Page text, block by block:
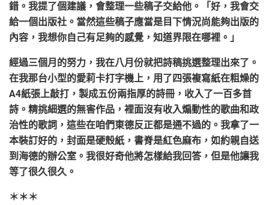
錯。我提了個建議，會整理一些稿子交給他。「好，我會交
給一個出版社。當然這些稿子應當是目下情況尚能夠出版的
內容，我想你自己有足夠的感覺，知道界限在哪裡。」
經過三個月的努力，我在八月份就把詩稿挑選整理出來了。
在我那台小型的愛莉卡打字機上，用了四張複寫紙在粗燥的
A4紙張上敲打，製成五份兩指厚的詩冊，收入了一百多首
詩。精挑細選的無害作品，裡面沒有收入煽動性的歌曲和政
治性的歌詞，這些在咱們東德反正都是通不過的。我拿了一
本裝訂好的，封面是硬殼紙，書脊是紅色麻布，如約親自送
到海德的辦公室。我很好奇他將怎樣給我回答，但是他讓我
等了很久很久。
＊＊＊